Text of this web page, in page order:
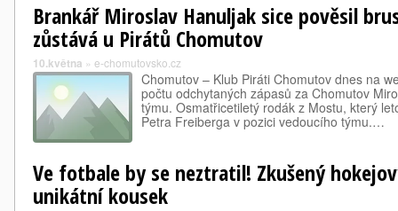
Brankář Miroslav Hanuljak sice pověsil
zůstává u Pirátů Chomutov
10.května » e-chomutovsko.cz
Chomutov – Klub Piráti Chomutov dnes na
počtu odchytaných zápasů za Chomutov
týmu. Osmatřicetiletý rodák z Mostu, který
Petra Freiberga v pozici vedoucího týmu.…
Ve fotbale by se neztratil! Zkušený
unikátní kousek